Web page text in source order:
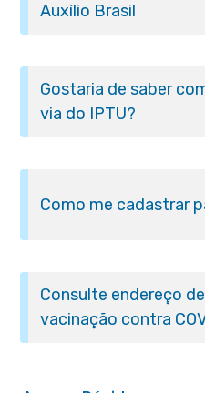
Auxílio Brasil
Gostaria de saber
via do IPTU?
Como me cadastrar
Consulte endereço
vacinação contra